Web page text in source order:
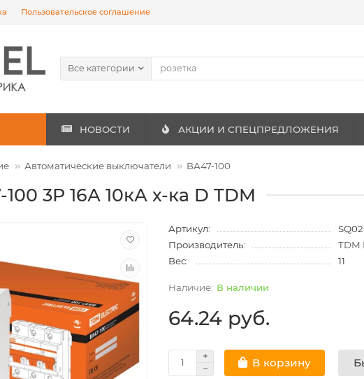
Пользовательское соглашение
Все категории
НОВОСТИ АКЦИИ И СПЕЦПРЕДЛОЖЕНИЯ
Автоматические выключатели ВА47-100
3Р 16А 10кА х-ка D TDM
Артикул:
Производитель:
TDM
Вес:
11
В наличии
64.24 руб.
В корзину